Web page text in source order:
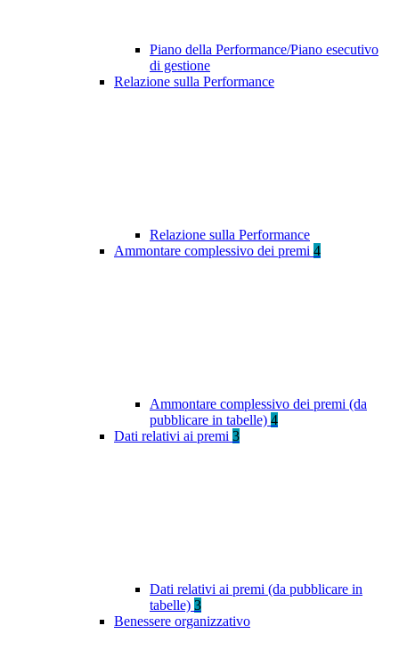
Piano della Performance/Piano esecutivo
di gestione
Relazione sulla Performance
Relazione sulla Performance
Ammontare complessivo dei premi 4
Ammontare complessivo dei premi (da
pubblicare in tabelle) 4
Dati relativi ai premi 3
Dati relativi ai premi (da pubblicare in
tabelle) 3
Benessere organizzativo